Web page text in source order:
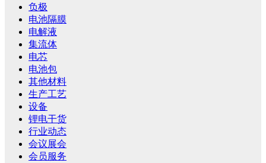
负极
电池隔膜
电解液
集流体
电芯
电池包
其他材料
生产工艺
设备
锂电干货
行业动态
会议展会
会员服务